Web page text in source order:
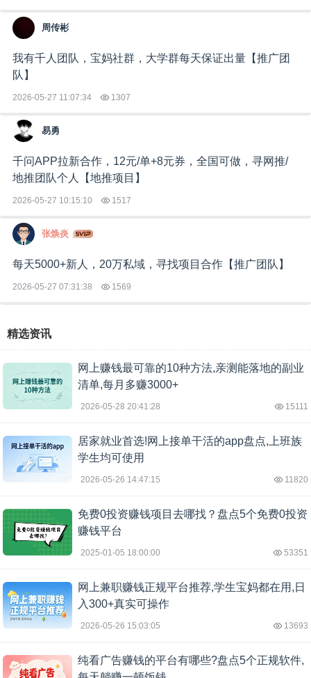
周传彬
我有千人团队，宝妈社群，大学群每天保证出量【推广团
队】
2026-05-27 11:07:34 1307
易勇
千问APP拉新合作，12元/单+8元券，全国可做，寻网推/
地推团队个人【地推项目】
2026-05-27 10:15:10 1517
张焕炎
每天5000+新人，20万私域，寻找项目合作【推广团队】
2026-05-27 07:31:38 1569
精选资讯
网上赚钱最可靠的10种方法,亲测能落地的副业
清单,每月多赚3000+
2026-05-28 20:41:28 15111
居家就业首选!网上接单干活的app盘点,上班族
学生均可使用
2026-05-26 14:47:15 11820
免费0投资赚钱项目去哪找？盘点5个免费0投资
赚钱平台
2025-01-05 18:00:00 53351
网上兼职赚钱正规平台推荐,学生宝妈都在用,日
入300+真实可操作
2026-05-26 15:03:05 13693
纯看广告赚钱的平台有哪些?盘点5个正规软件,